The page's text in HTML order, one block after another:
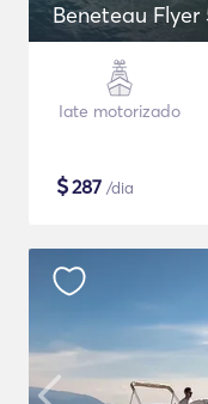
Beneteau
Iate motorizado
$287 /dia